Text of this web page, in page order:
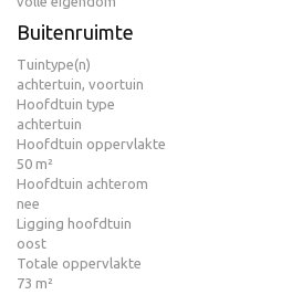
Buitenruimte
Tuintype(n)
achtertuin, voortuin
Hoofdtuin type
achtertuin
Hoofdtuin oppervlakte
50 m²
Hoofdtuin achterom
nee
Ligging hoofdtuin
oost
Totale oppervlakte
73 m²